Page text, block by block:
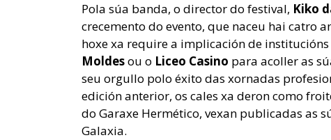
Pola súa banda, o director do festival, Kiko
crecemento do evento, que naceu hai catro
hoxe xa require a implicación de institucións
Moldesou o Liceo Casino para acoller as
seu orgullo polo éxito das xornadas
edición anterior, os cales xa deron como
do Garaxe Hermético, vexan publicadas as
Galaxia.